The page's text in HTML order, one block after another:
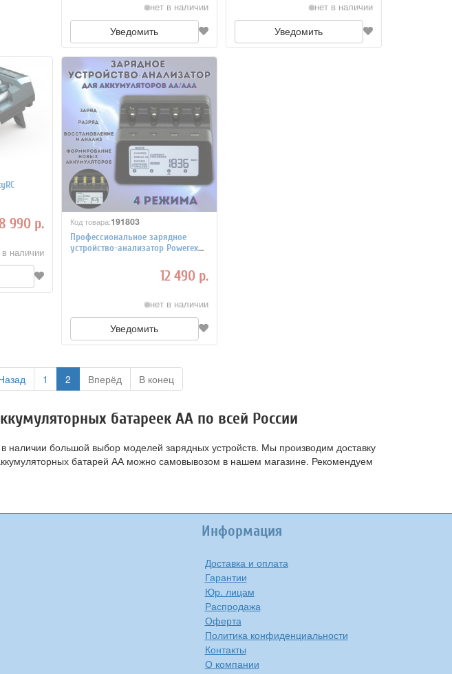
нет в наличии
Уведомить
нет в наличии
Уведомить
990 р.
в наличии
Код товара:191803
Профессиональное зарядное
устройство-анализатор Powerex
12 490 р.
нет в наличии
Уведомить
1 2 Вперёд В конец
батареек АА по всей России
наличии большой выбор моделей зарядных устройств. Мы производим доставку
батарей АА можно самовывозом в нашем магазине. Рекомендуем
Информация
Доставка и оплата
Гарантии
Юр. лицам
Распродажа
Оферта
Политика конфиденциальности
Контакты
О компании